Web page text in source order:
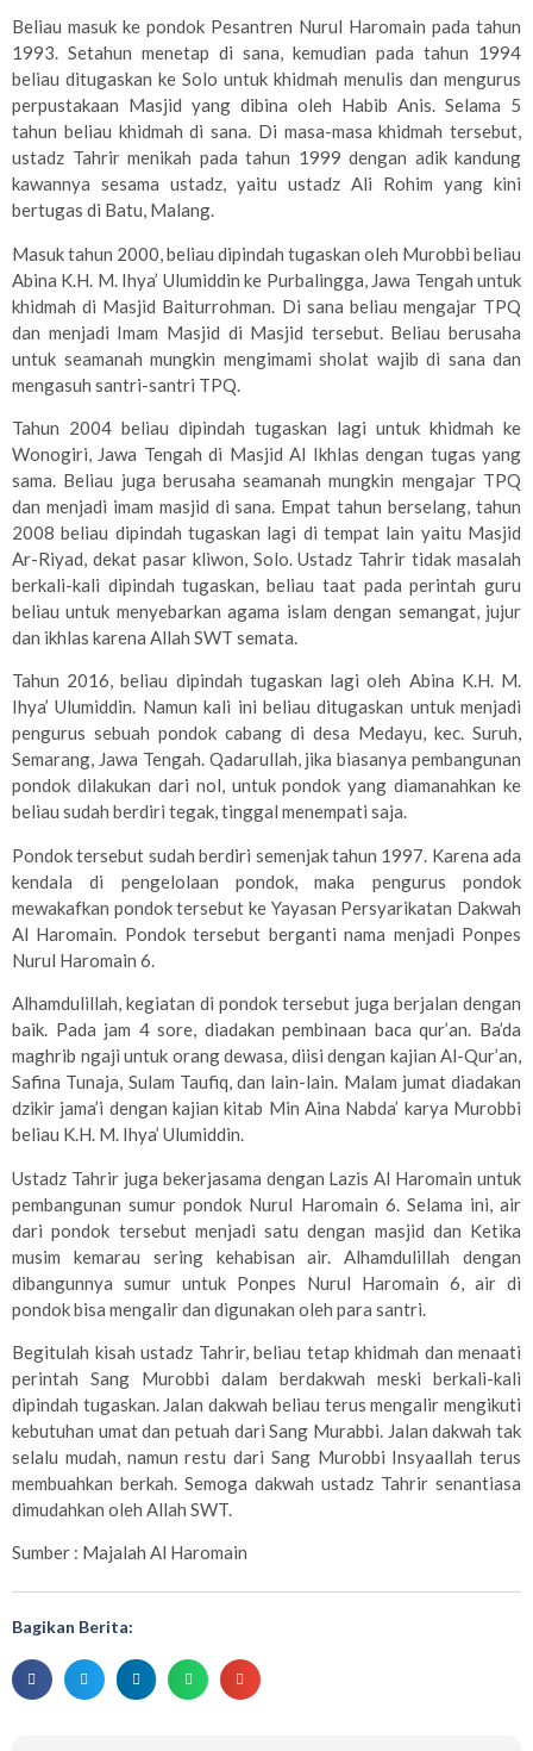
Beliau masuk ke pondok Pesantren Nurul Haromain pada tahun
1993. Setahun menetap di sana, kemudian pada tahun 1994
beliau ditugaskan ke Solo untuk khidmah menulis dan mengurus
perpustakaan Masjid yang dibina oleh Habib Anis. Selama 5
tahun beliau khidmah di sana. Di masa-masa khidmah tersebut,
ustadz Tahrir menikah pada tahun 1999 dengan adik kandung
kawannya sesama ustadz, yaitu ustadz Ali Rohim yang kini
bertugas di Batu, Malang.
Masuk tahun 2000, beliau dipindah tugaskan oleh Murobbi beliau
Abina K.H. M. Ihya’ Ulumiddin ke Purbalingga, Jawa Tengah untuk
khidmah di Masjid Baiturrohman. Di sana beliau mengajar TPQ
dan menjadi Imam Masjid di Masjid tersebut. Beliau berusaha
untuk seamanah mungkin mengimami sholat wajib di sana dan
mengasuh santri-santri TPQ.
Tahun 2004 beliau dipindah tugaskan lagi untuk khidmah ke
Wonogiri, Jawa Tengah di Masjid Al Ikhlas dengan tugas yang
sama. Beliau juga berusaha seamanah mungkin mengajar TPQ
dan menjadi imam masjid di sana. Empat tahun berselang, tahun
2008 beliau dipindah tugaskan lagi di tempat lain yaitu Masjid
Ar-Riyad, dekat pasar kliwon, Solo. Ustadz Tahrir tidak masalah
berkali-kali dipindah tugaskan, beliau taat pada perintah guru
beliau untuk menyebarkan agama islam dengan semangat, jujur
dan ikhlas karena Allah SWT semata.
Tahun 2016, beliau dipindah tugaskan lagi oleh Abina K.H. M.
Ihya’ Ulumiddin. Namun kali ini beliau ditugaskan untuk menjadi
pengurus sebuah pondok cabang di desa Medayu, kec. Suruh,
Semarang, Jawa Tengah. Qadarullah, jika biasanya pembangunan
pondok dilakukan dari nol, untuk pondok yang diamanahkan ke
beliau sudah berdiri tegak, tinggal menempati saja.
Pondok tersebut sudah berdiri semenjak tahun 1997. Karena ada
kendala di pengelolaan pondok, maka pengurus pondok
mewakafkan pondok tersebut ke Yayasan Persyarikatan Dakwah
Al Haromain. Pondok tersebut berganti nama menjadi Ponpes
Nurul Haromain 6.
Alhamdulillah, kegiatan di pondok tersebut juga berjalan dengan
baik. Pada jam 4 sore, diadakan pembinaan baca qur’an. Ba’da
maghrib ngaji untuk orang dewasa, diisi dengan kajian Al-Qur’an,
Safina Tunaja, Sulam Taufiq, dan lain-lain. Malam jumat diadakan
dzikir jama’i dengan kajian kitab Min Aina Nabda’ karya Murobbi
beliau K.H. M. Ihya’ Ulumiddin.
Ustadz Tahrir juga bekerjasama dengan Lazis Al Haromain untuk
pembangunan sumur pondok Nurul Haromain 6. Selama ini, air
dari pondok tersebut menjadi satu dengan masjid dan Ketika
musim kemarau sering kehabisan air. Alhamdulillah dengan
dibangunnya sumur untuk Ponpes Nurul Haromain 6, air di
pondok bisa mengalir dan digunakan oleh para santri.
Begitulah kisah ustadz Tahrir, beliau tetap khidmah dan menaati
perintah Sang Murobbi dalam berdakwah meski berkali-kali
dipindah tugaskan. Jalan dakwah beliau terus mengalir mengikuti
kebutuhan umat dan petuah dari Sang Murabbi. Jalan dakwah tak
selalu mudah, namun restu dari Sang Murobbi Insyaallah terus
membuahkan berkah. Semoga dakwah ustadz Tahrir senantiasa
dimudahkan oleh Allah SWT.
Sumber : Majalah Al Haromain
Bagikan Berita: